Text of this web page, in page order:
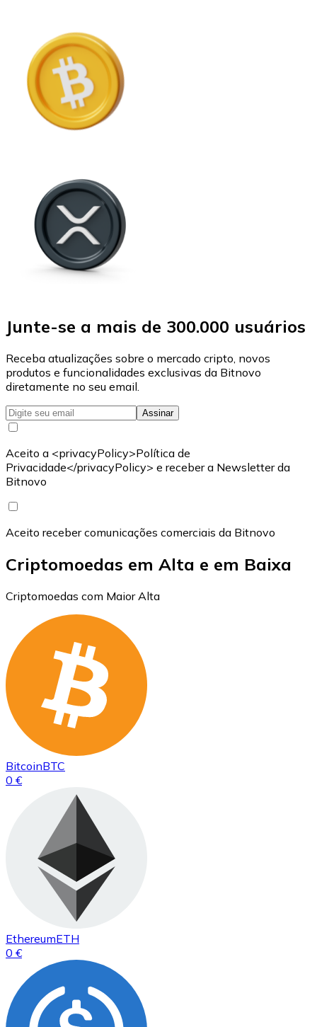
Junte-se a mais de 300.000 usuários
Receba atualizações sobre o mercado cripto, novos
produtos e funcionalidades exclusivas da Bitnovo
diretamente no seu email.
Assinar
Aceito a <privacyPolicy>Política de
Privacidade</privacyPolicy> e receber a Newsletter da
Bitnovo
Aceito receber comunicações comerciais da Bitnovo
Criptomoedas em Alta e em Baixa
Criptomoedas com Maior Alta
BitcoinBTC
0 €
EthereumETH
0 €